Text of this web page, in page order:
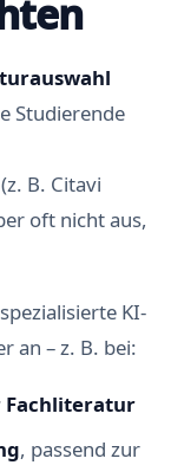
Studierende
(z. B. Citavi
oft nicht aus,
KI-
an – z. B. bei:
, passend zur